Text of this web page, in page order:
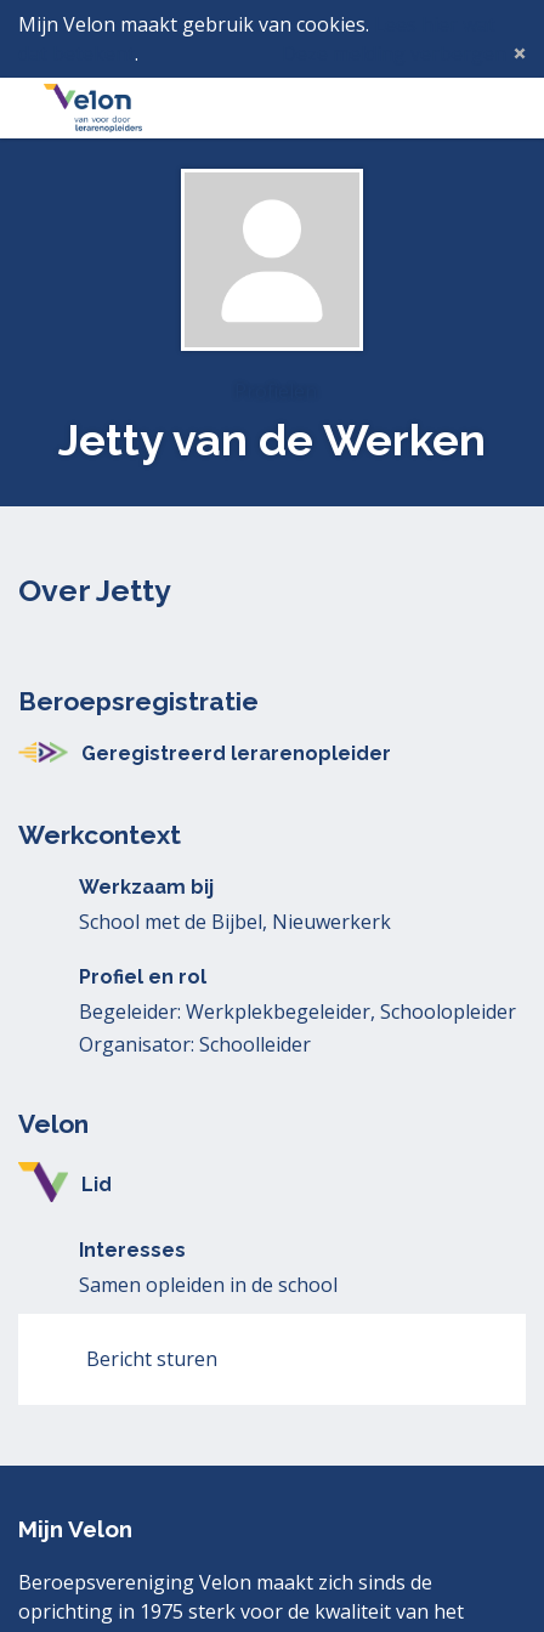
Mijn Velon maakt gebruik van cookies.
.
Menu
Jetty van de Werken
Over Jetty
Beroepsregistratie
Geregistreerd lerarenopleider
Werkcontext
Werkzaam bij
School met de Bijbel, Nieuwerkerk
Profiel en rol
Begeleider: Werkplekbegeleider, Schoolopleider
Organisator: Schoolleider
Velon
Lid
Interesses
Samen opleiden in de school
Bericht sturen
Mijn Velon
Beroepsvereniging Velon maakt zich sinds de
oprichting in 1975 sterk voor de kwaliteit van het